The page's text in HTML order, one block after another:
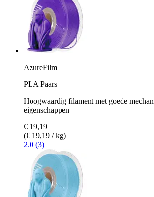
AzureFilm
PLA Paars
Hoogwaardig filament met goede
eigenschappen
€ 19,19
(€ 19,19 / kg)
2.0 (3)